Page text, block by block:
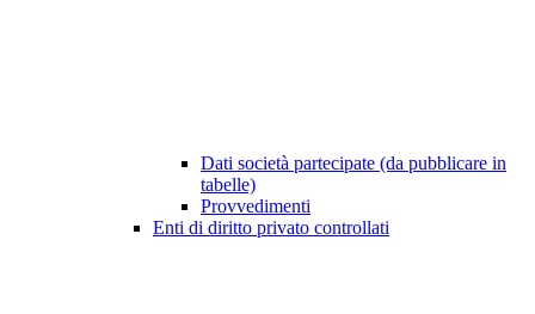
Dati società partecipate (da pubblicare in
tabelle)
Provvedimenti
Enti di diritto privato controllati